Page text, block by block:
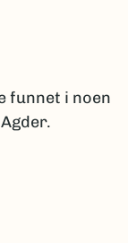
funnet i noen